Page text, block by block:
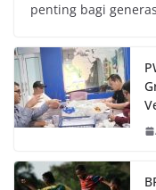
penting bagi